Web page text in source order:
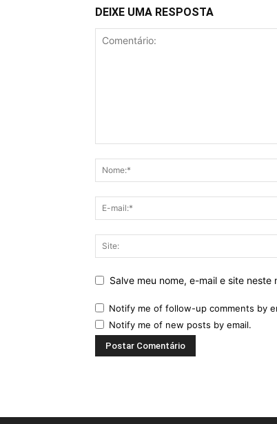
DEIXE UMA RESPOSTA
Salve meu nome, e-mail e site
Notify me of follow-up comments by
Notify me of new posts by email.